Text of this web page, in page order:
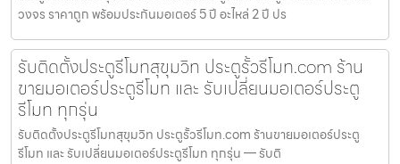
วงจร ราคาถูก พร้อมประกันมอเตอร์ 5 ปี อะไหล่ 2 ปี ปร
รับติดตั้งประตูรีโมทสุขุมวิท ประตูรั้วรีโมท.com ร้าน
ขายมอเตอร์ประตูรีโมท และ รับเปลี่ยนมอเตอร์ประตู
รีโมท ทุกรุ่น
รับติดตั้งประตูรีโมทสุขุมวิท ประตูรั้วรีโมท.com ร้านขายมอเตอร์ประตู
รีโมท และ รับเปลี่ยนมอเตอร์ประตูรีโมท ทุกรุ่น — รับติ